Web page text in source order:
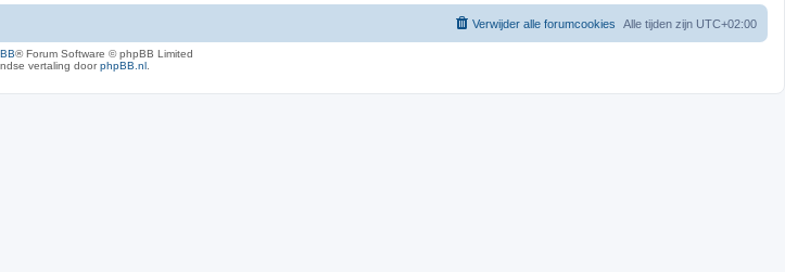
Alle tijden zijn UTC+02:00
Verwijder alle forumcookies
® Forum Software © phpBB Limited
vertaling doorphpBB.nl